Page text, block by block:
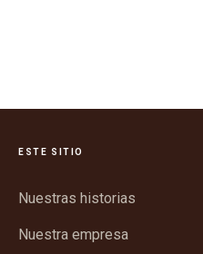
ESTE SITIO
Nuestras historias
Nuestra empresa